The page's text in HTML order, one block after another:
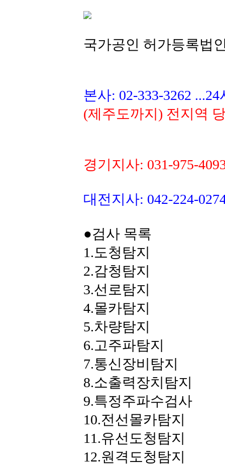
국가공인 허가등록법
본사: 02-333-3262
(제주도까지) 전지역
경기지사: 031-975-
대전지사: 042-224-
●검사 목록
1.도청탐지
2.감청탐지
3.선로탐지
4.몰카탐지
5.차량탐지
6.고주파탐지
7.통신장비탐지
8.소출력장치탐지
9.특정주파수검사
10.전선몰카탐지
11.유선도청탐지
12.원격도청탐지